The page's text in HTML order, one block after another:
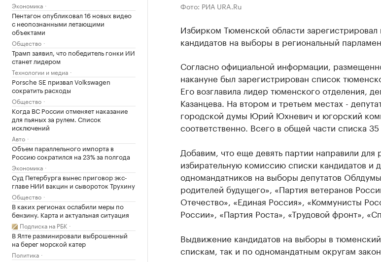
Экономика
Пентагон опубликовал 16 новых видео
с неопознанными летающими
объектами
Общество
Трамп заявил, что победитель гонки ИИ
станет лидером
Технологии и медиа
Porsche SE призвал Volkswagen
сократить расходы
Общество
Когда ВС России отменяет наказание
для пьяных за рулем. Список
исключений
Авто
Объем параллельного импорта в
Россию сократился на 23% за полгода
Экономика
Суд Петербурга вынес приговор экс-
главе НИИ вакцин и сывороток Трухину
Общество
В каких регионах ослабили меры по
бензину. Карта и актуальная ситуация
Подписка на РБК
В Ялте разминировали выброшенный
на берег морской катер
Политика
Фото: РИА URA.Ru
Избирком Тюменской области
кандидатов на выборы в региональный
Согласно официальной информации,
накануне был зарегистрирован список
Его возглавила лидер тюменского отделения,
Казанцева. На втором и третьем местах -
городской думы Юрий Юхневич и югорский
соответственно. Всего в общей части списка 35
Добавим, что еще девять партии направили для
избирательную комиссию списки кандидатов и
одномандатников на выборы депутатов
родителей будущего», «Партия ветеранов
Отечество», «Единая Россия», «Коммунисты
России», «Партия Роста», «Трудовой фронт»,
Выдвижение кандидатов на выборы в
спискам, так и по одномандатным округам